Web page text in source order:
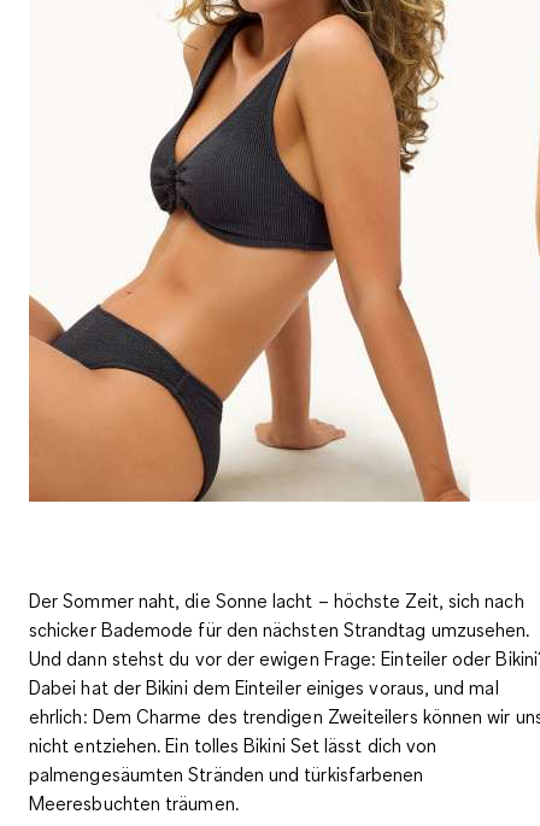
Der Sommer naht, die Sonne lacht – höchste Zeit, sich nach
schicker Bademode für den nächsten Strandtag umzusehen.
Und dann stehst du vor der ewigen Frage: Einteiler oder
Dabei hat der Bikini dem Einteiler einiges voraus, und mal
ehrlich: Dem Charme des trendigen Zweiteilers können wir
nicht entziehen. Ein tolles Bikini Set lässt dich von
palmengesäumten Stränden und türkisfarbenen
Meeresbuchten träumen.